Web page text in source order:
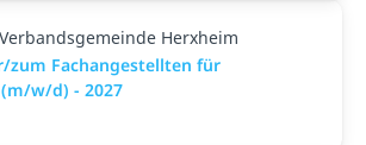
Verbandsgemeinde Herxheim
zum Fachangestellten für
w/d) - 2027